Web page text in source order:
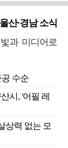
울산·경남 소식
과 미디어로
수순
시, '어필 레
상력 없는 모